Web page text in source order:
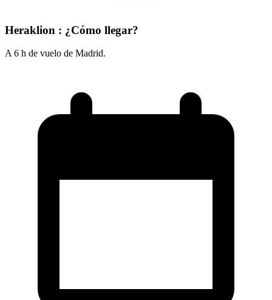
Heraklion : ¿Cómo llegar?
A 6 h de vuelo de Madrid.